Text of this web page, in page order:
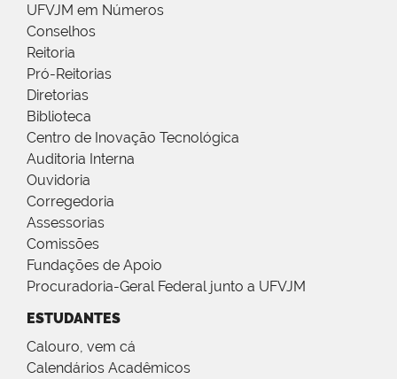
UFVJM em Números
Conselhos
Reitoria
Pró-Reitorias
Diretorias
Biblioteca
Centro de Inovação Tecnológica
Auditoria Interna
Ouvidoria
Corregedoria
Assessorias
Comissões
Fundações de Apoio
Procuradoria-Geral Federal junto a UFVJM
ESTUDANTES
Calouro, vem cá
Calendários Acadêmicos